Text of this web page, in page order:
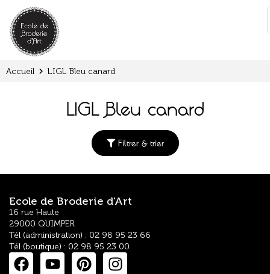
:
Accueil LIGL Bleu canard
LIGL Bleu canard
Filtrer & trier
Ecole de Broderie d'Art
16 rue Haute
29000 QUIMPER
Tél (administration) : 02 98 95 23 66
Tél (boutique) : 02 98 95 23 00
Panneau de gestion des cookies